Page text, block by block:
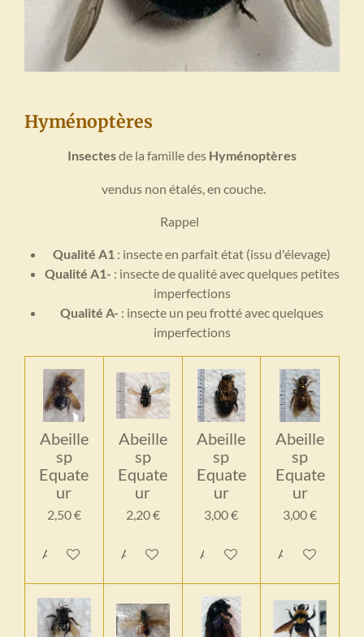
Hyménoptères
Insectesde la famille des Hyménoptères
vendus non étalés, en couche.
Rappel
Qualité A1 : insecte en parfait état (issu d'élevage)
Qualité A1- : insecte de qualité avec quelques petites
imperfections
Qualité A- : insecte un peu frotté avec quelques
imperfections
Abeille
sp
Equate
ur
2,50 €
Ajouter au panier
Abeille
sp
Equate
ur
2,20 €
Ajouter au panier
Abeille
sp
Equate
ur
3,00 €
Ajouter au panier
Abeille
sp
Equate
ur
3,00 €
Ajouter au